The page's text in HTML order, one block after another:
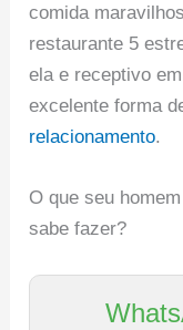
comida
restaurante 5
ela e receptivo
excelente forma
relacionamento.
O que seu
sabe fazer?